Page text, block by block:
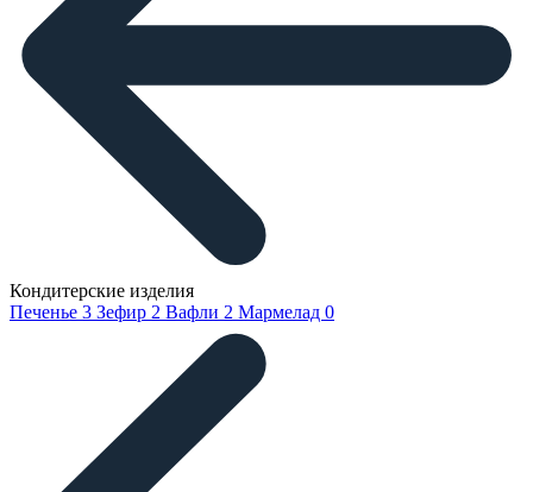
Кондитерские изделия
Печенье 3 Зефир 2 Вафли 2 Мармелад 0